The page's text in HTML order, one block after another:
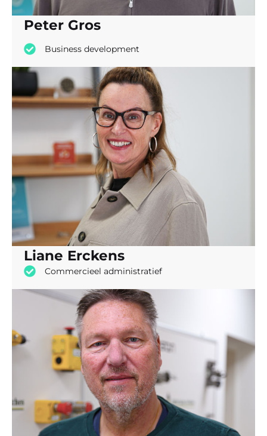
Peter Gros
Business development
Liane Erckens
Commercieel administratief